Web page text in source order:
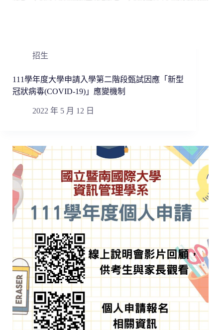
招生
111學年度大學申請入學第二階段甄試因應「新型
冠狀病毒(COVID-19)」應變機制
2022 年 5 月 12 日